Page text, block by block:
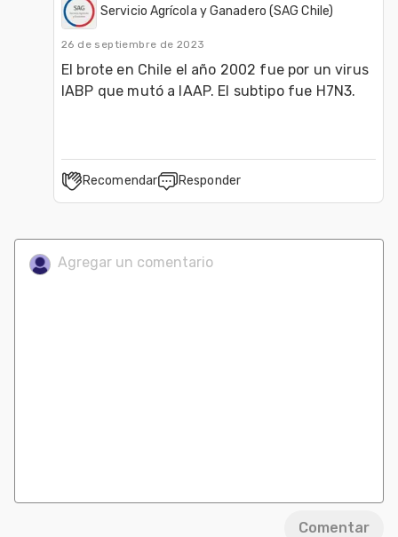
Servicio Agrícola y Ganadero (SAG Chile)
26 de septiembre de 2023
El brote en Chile el año 2002 fue por un virus
IABP que mutó a IAAP. El subtipo fue H7N3.
Recomendar Responder
Comentar